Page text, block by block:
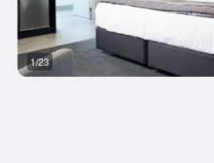
1/23